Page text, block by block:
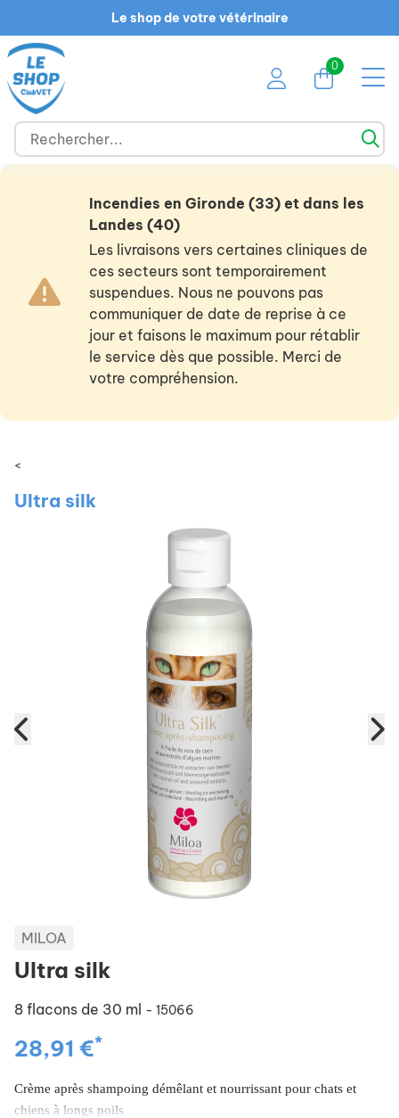
Le shop de votre vétérinaire
0
Incendies en Gironde (33) et dans les
Landes (40)
Les livraisons vers certaines cliniques de
ces secteurs sont temporairement
suspendues. Nous ne pouvons pas
communiquer de date de reprise à ce
jour et faisons le maximum pour rétablir
le service dès que possible. Merci de
votre compréhension.
<
Ultra silk
MILOA
Ultra silk
8 flacons de 30 ml - 15066
28,91 €*
Crème après shampoing démêlant et nourrissant pour chats et
chiens à longs poils